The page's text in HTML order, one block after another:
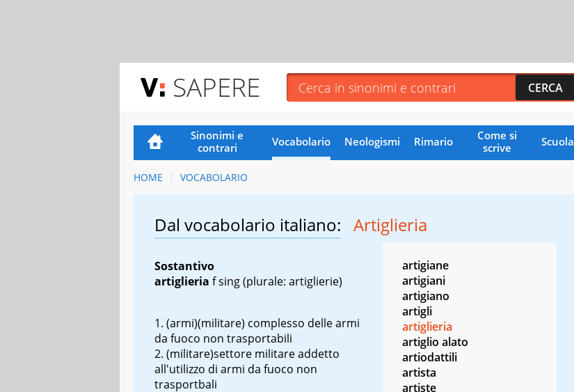
SAPERE
Sinonimi e
contrari
Vocabolario Neologismi Rimario
Come si
scrive
Scuola
HOME VOCABOLARIO
Dal vocabolario italiano: Artiglieria
Sostantivo
artiglieria f sing(plurale: artiglierie)
(armi)(militare) complesso delle armi
da fuoco non trasportabili
(militare)settore militare addetto
all'utilizzo di armi da fuoco non
trasportbali
artigiane
artigiani
artigiano
artigli
artiglieria
artiglio alato
artiodattili
artista
artiste